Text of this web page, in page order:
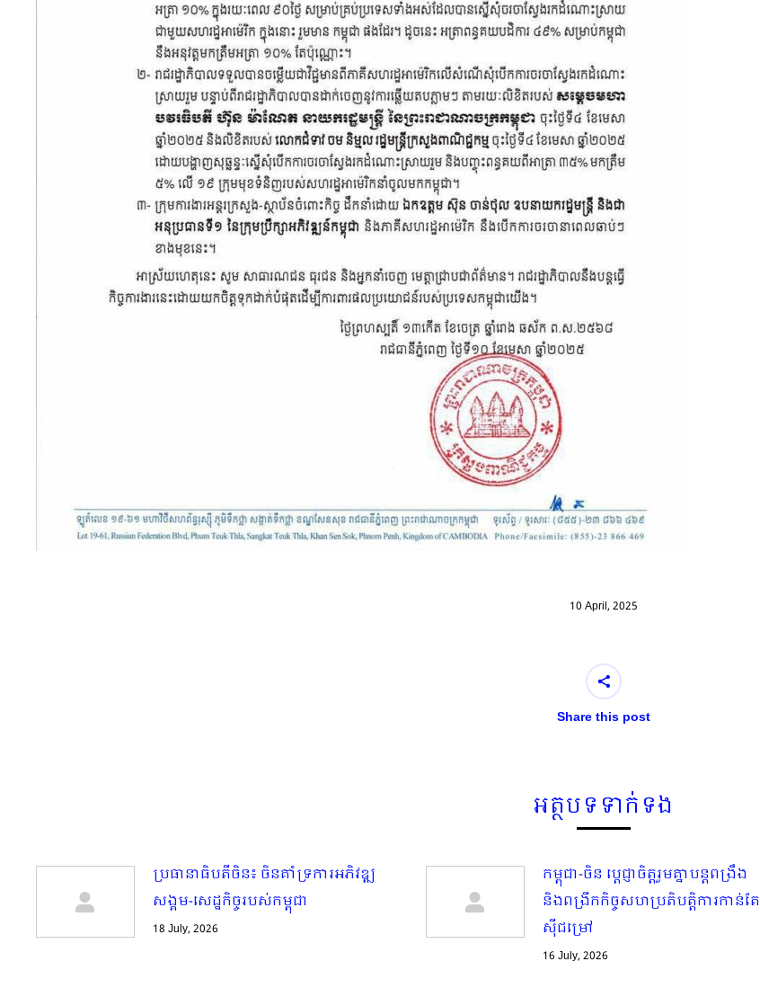
10 April, 2025
Share this post
អត្ថបទទាក់ទង
ប្រធានាធិបតីចិន៖ ចិនគាំទ្រការអភិវឌ្ឍ
សង្គម-សេដ្ឋកិច្ចរបស់កម្ពុជា
18 July, 2026
កម្ពុជា-ចិន ប្ដេជ្ញាចិត្តរួមគ្នាបន្តពង្រឹង
និងពង្រីកកិច្ចសហប្រតិបត្តិការកាន់តែ
ស៊ីជម្រៅ
16 July, 2026